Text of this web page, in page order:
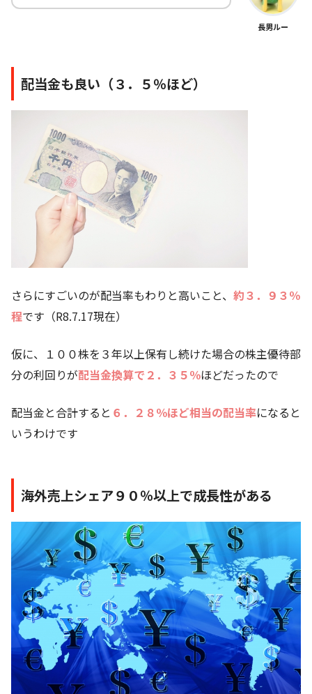
長男ルー
配当金も良い（３．５％ほど）
さらにすごいのが配当率もわりと高いこと、 約３．９３％
程です（R8.7.17現在）
仮に、１００株を３年以上保有し続けた場合の株主優待部
分の利回りが配当金換算で２．３５％ほどだったので
配当金と合計すると ６．２８％ほど相当の配当率になると
いうわけです
海外売上シェア９０％以上で成長性がある